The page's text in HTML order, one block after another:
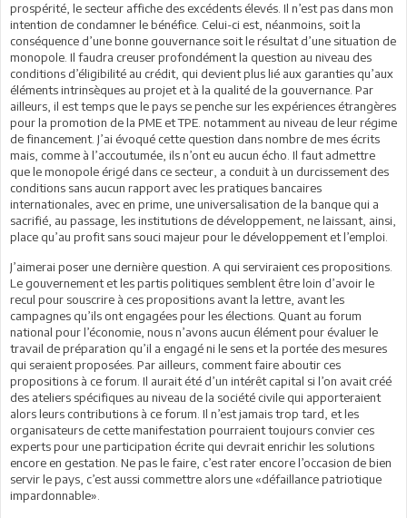
prospérité, le secteur affiche des excédents élevés. Il n’est pas dans mon
intention de condamner le bénéfice. Celui-ci est, néanmoins, soit la
conséquence d’une bonne gouvernance soit le résultat d’une situation de
monopole. Il faudra creuser profondément la question au niveau des
conditions d’éligibilité au crédit, qui devient plus lié aux garanties qu’aux
éléments intrinsèques au projet et à la qualité de la gouvernance. Par
ailleurs, il est temps que le pays se penche sur les expériences étrangères
pour la promotion de la PME et TPE. notamment au niveau de leur régime
de financement. J’ai évoqué cette question dans nombre de mes écrits
mais, comme à l’accoutumée, ils n’ont eu aucun écho. Il faut admettre
que le monopole érigé dans ce secteur, a conduit à un durcissement des
conditions sans aucun rapport avec les pratiques bancaires
internationales, avec en prime, une universalisation de la banque qui a
sacrifié, au passage, les institutions de développement, ne laissant, ainsi,
place qu’au profit sans souci majeur pour le développement et l’emploi.
J’aimerai poser une dernière question. A qui serviraient ces propositions.
Le gouvernement et les partis politiques semblent être loin d’avoir le
recul pour souscrire à ces propositions avant la lettre, avant les
campagnes qu’ils ont engagées pour les élections. Quant au forum
national pour l’économie, nous n’avons aucun élément pour évaluer le
travail de préparation qu’il a engagé ni le sens et la portée des mesures
qui seraient proposées. Par ailleurs, comment faire aboutir ces
propositions à ce forum. Il aurait été d’un intérêt capital si l’on avait créé
des ateliers spécifiques au niveau de la société civile qui apporteraient
alors leurs contributions à ce forum. Il n’est jamais trop tard, et les
organisateurs de cette manifestation pourraient toujours convier ces
experts pour une participation écrite qui devrait enrichir les solutions
encore en gestation. Ne pas le faire, c’est rater encore l’occasion de bien
servir le pays, c’est aussi commettre alors une «défaillance patriotique
impardonnable».